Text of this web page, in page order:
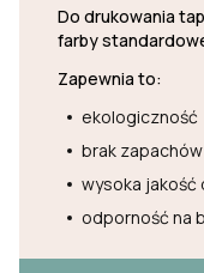
Do drukowania
farby
Zapewnia to:
ekologiczność
brak zapachów
wysoka jakość
odporność na